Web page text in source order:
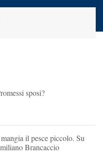
Luperini
sposi?
il pesce piccolo. Su
Brancaccio